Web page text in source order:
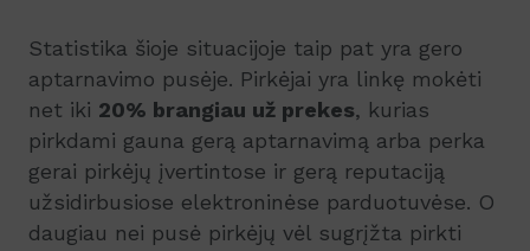
Statistika šioje situacijoje taip pat yra gero
aptarnavimo pusėje. Pirkėjai yra linkę mokėti
net iki 20% brangiau už prekes, kurias
pirkdami gauna gerą aptarnavimą arba perka
gerai pirkėjų įvertintose ir gerą reputaciją
užsidirbusiose elektroninėse parduotuvėse. O
daugiau nei pusė pirkėjų vėl sugrįžta pirkti